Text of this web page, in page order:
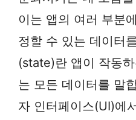
이는 앱의 여러 부분
정할 수 있는 데이터
(state)란 앱이 작동
는 모든 데이터를 말
자 인터페이스(UI)에